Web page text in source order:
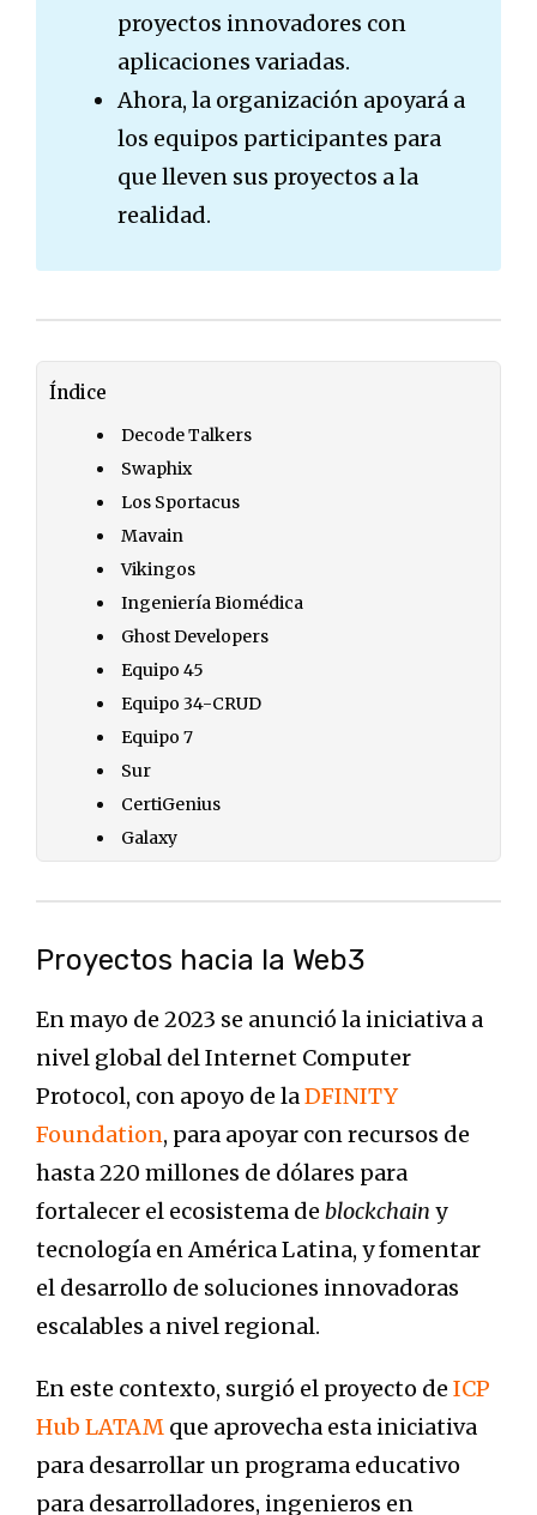
proyectos innovadores con
aplicaciones variadas.
Ahora, la organización apoyará a
los equipos participantes para
que lleven sus proyectos a la
realidad.
Índice
Decode Talkers
Swaphix
Los Sportacus
Mavain
Vikingos
Ingeniería Biomédica
Ghost Developers
Equipo 45
Equipo 34-CRUD
Equipo 7
Sur
CertiGenius
Galaxy
Proyectos hacia la Web3
En mayo de 2023 se anunció la iniciativa a
nivel global del Internet Computer
Protocol, con apoyo de laDFINITY
Foundation, para apoyar con recursos de
hasta 220 millones de dólares para
fortalecer el ecosistema de blockchain y
tecnología en América Latina, y fomentar
el desarrollo de soluciones innovadoras
escalables a nivel regional.
En este contexto, surgió el proyecto de ICP
Hub LATAM que aprovecha esta iniciativa
para desarrollar un programa educativo
para desarrolladores, ingenieros en